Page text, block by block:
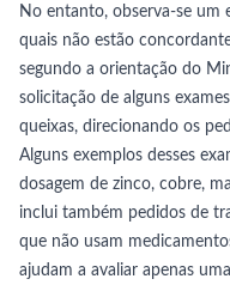
No entanto, observa-se um
quais não estão
segundo a orientação do
solicitação de alguns
queixas, direcionando os
Alguns exemplos desses
dosagem de zinco, cobre,
inclui também pedidos de
que não usam
ajudam a avaliar apenas